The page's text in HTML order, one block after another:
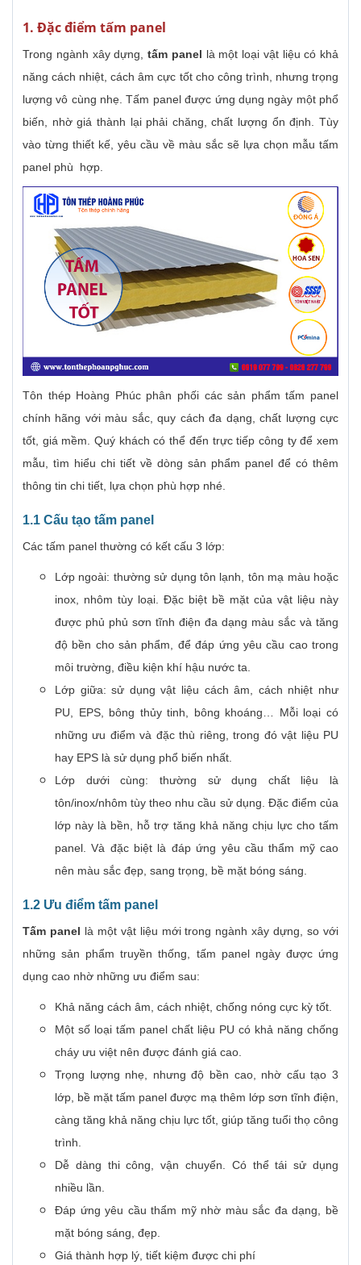
1. Đặc điểm tấm panel
Trong ngành xây dựng, tấm panel là một loại vật liệu có khả
năng cách nhiệt, cách âm cực tốt cho công trình, nhưng trọng
lượng vô cùng nhẹ. Tấm panel được ứng dụng ngày một phổ
biến, nhờ giá thành lại phải chăng, chất lượng ổn định. Tùy
vào từng thiết kế, yêu cầu về màu sắc sẽ lựa chọn mẫu tấm
panel phù hợp.
Tôn thép Hoàng Phúc phân phối các sản phẩm tấm panel
chính hãng với màu sắc, quy cách đa dạng, chất lượng cực
tốt, giá mềm. Quý khách có thể đến trực tiếp công ty để xem
mẫu, tìm hiểu chi tiết về dòng sản phẩm panel để có thêm
thông tin chi tiết, lựa chọn phù hợp nhé.
1.1 Cấu tạo tấm panel
Các tấm panel thường có kết cấu 3 lớp:
Lớp ngoài: thường sử dụng tôn lạnh, tôn mạ màu hoặc
inox, nhôm tùy loại. Đặc biệt bề mặt của vật liệu này
được phủ phủ sơn tĩnh điện đa dạng màu sắc và tăng
độ bền cho sản phẩm, để đáp ứng yêu cầu cao trong
môi trường, điều kiện khí hậu nước ta.
Lớp giữa: sử dụng vật liệu cách âm, cách nhiệt như
PU, EPS, bông thủy tinh, bông khoáng… Mỗi loại có
những ưu điểm và đặc thù riêng, trong đó vật liệu PU
hay EPS là sử dụng phổ biến nhất.
Lớp dưới cùng: thường sử dụng chất liệu là
tôn/inox/nhôm tùy theo nhu cầu sử dụng. Đặc điểm của
lớp này là bền, hỗ trợ tăng khả năng chịu lực cho tấm
panel. Và đặc biệt là đáp ứng yêu cầu thẩm mỹ cao
nên màu sắc đẹp, sang trọng, bề mặt bóng sáng.
1.2 Ưu điểm tấm panel
Tấm panel là một vật liệu mới trong ngành xây dựng, so với
những sản phẩm truyền thống, tấm panel ngày được ứng
dụng cao nhờ những ưu điểm sau:
Khả năng cách âm, cách nhiệt, chống nóng cực kỳ tốt.
Một số loại tấm panel chất liệu PU có khả năng chống
cháy ưu việt nên được đánh giá cao.
Trọng lượng nhẹ, nhưng độ bền cao, nhờ cấu tạo 3
lớp, bề mặt tấm panel được mạ thêm lớp sơn tĩnh điện,
càng tăng khả năng chịu lực tốt, giúp tăng tuổi thọ công
trình.
Dễ dàng thi công, vận chuyển. Có thể tái sử dụng
nhiều lần.
Đáp ứng yêu cầu thẩm mỹ nhờ màu sắc đa dạng, bề
mặt bóng sáng, đẹp.
Giá thành hợp lý, tiết kiệm được chi phí